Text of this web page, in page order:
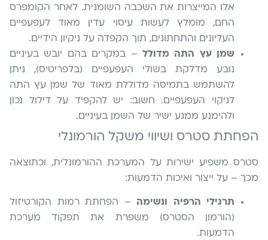
אלו המייצרות את השכבה השומנית. לאחר הקומפרס
החם, מומלץ לעשות עיסוי עדין מאוד לעפעפיים
העליונים והתחתונים, תוך הקפדה על ניקיון הידיים.
שמן עץ התה מדולל – במקרים בהם יובש בעיניים
נובע מדלקת בשולי העפעפיים (בלפריטיס), ניתן
להשתמש בתמיסה מדוללת מאוד של שמן עץ התה
לניקוי העפעפיים. חשוב: יש להקפיד על דילול נכון
ולהימנע ממגע ישיר של השמן בעיניים.
הפחתת סטרס ושיווי משקל הורמונלי
סטרס משפיע ישירות על המערכת ההורמונלית, וכתוצאה
מכך – על ייצור ואיכות הדמעות:
תרגילי הרפיה ונשימה – הפחתת רמות הקורטיזול
(הורמון הסטרס) משפרת את תפקוד מערכת
הדמעות.